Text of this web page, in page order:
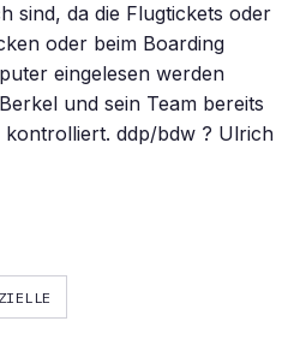
sind, da die Flugtickets oder
oder beim Boarding
eingelesen werden
und sein Team bereits
ddp/bdw ? Ulrich